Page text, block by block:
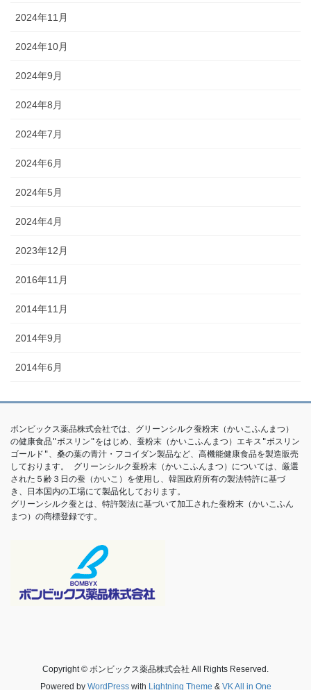
2024年11月
2024年10月
2024年9月
2024年8月
2024年7月
2024年6月
2024年5月
2024年4月
2023年12月
2016年11月
2014年11月
2014年9月
2014年6月
ボンビックス薬品株式会社では、グリーンシルク蚕粉末（かいこふんまつ）
の健康食品"ボスリン"をはじめ、蚕粉末（かいこふんまつ）エキス"ボスリン
ゴールド"、桑の葉の青汁・フコイダン製品など、高機能健康食品を製造販売
しております。 グリーンシルク蚕粉末（かいこふんまつ）については、厳選
された５齢３日の蚕（かいこ）を使用し、韓国政府所有の製法特許に基づ
き、日本国内の工場にて製品化しております。
グリーンシルク蚕とは、特許製法に基づいて加工された蚕粉末（かいこふん
まつ）の商標登録です。
Copyright © ボンビックス薬品株式会社 All Rights Reserved.
Powered by WordPresswith Lightning Theme & VK All in One